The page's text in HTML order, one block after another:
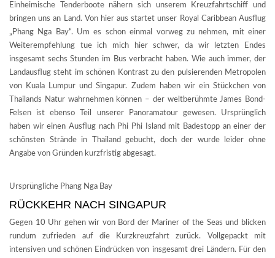
Einheimische Tenderboote nähern sich unserem Kreuzfahrtschiff und
bringen uns an Land. Von hier aus startet unser Royal Caribbean Ausflug
„Phang Nga Bay“. Um es schon einmal vorweg zu nehmen, mit einer
Weiterempfehlung tue ich mich hier schwer, da wir letzten Endes
insgesamt sechs Stunden im Bus verbracht haben. Wie auch immer, der
Landausflug steht im schönen Kontrast zu den pulsierenden Metropolen
von Kuala Lumpur und Singapur. Zudem haben wir ein Stückchen von
Thailands Natur wahrnehmen können – der weltberühmte James Bond-
Felsen ist ebenso Teil unserer Panoramatour gewesen. Ursprünglich
haben wir einen Ausflug nach Phi Phi Island mit Badestopp an einer der
schönsten Strände in Thailand gebucht, doch der wurde leider ohne
Angabe von Gründen kurzfristig abgesagt.
Ursprüngliche Phang Nga Bay
RÜCKKEHR NACH SINGAPUR
Gegen 10 Uhr gehen wir von Bord der Mariner of the Seas und blicken
rundum zufrieden auf die Kurzkreuzfahrt zurück. Vollgepackt mit
intensiven und schönen Eindrücken von insgesamt drei Ländern. Für den